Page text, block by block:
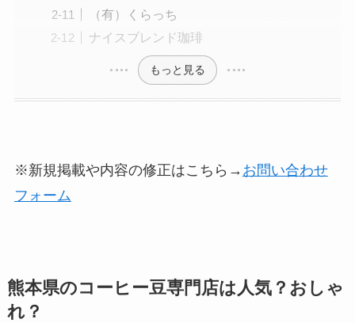
（有）くらっち
ナイスブレンド珈琲
もっと見る
※新規掲載や内容の修正はこちら→ お問い合わせ
フォーム
熊本県のコーヒー豆専門店は人気？おしゃ
れ？